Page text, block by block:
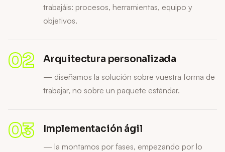
trabajáis: procesos, herramientas, equipo y
objetivos.
02 Arquitectura personalizada
— diseñamos la solución sobre vuestra forma de
trabajar, no sobre un paquete estándar.
03 Implementación ágil
— la montamos por fases, empezando por lo